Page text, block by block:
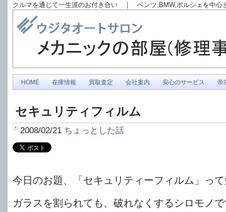
クルマを通じて一生涯のお付き合い ｜ ベンツ,BMW,ポルシェを中
HOME 在庫情報 買取査定 会社案内 安心のサービス 帝
セキュリティフィルム
2008/02/21 ちょっとした話
今日のお題、「セキュリティーフィルム」っ
ガラスを割られても、破れなくするシロモノ